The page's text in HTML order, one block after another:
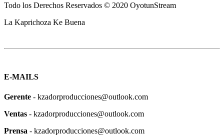
Todo los Derechos Reservados © 2020 OyotunStream
La Kaprichoza Ke Buena
E-MAILS
Gerente - kzadorproducciones@outlook.com
Ventas - kzadorproducciones@outlook.com
Prensa - kzadorproducciones@outlook.com